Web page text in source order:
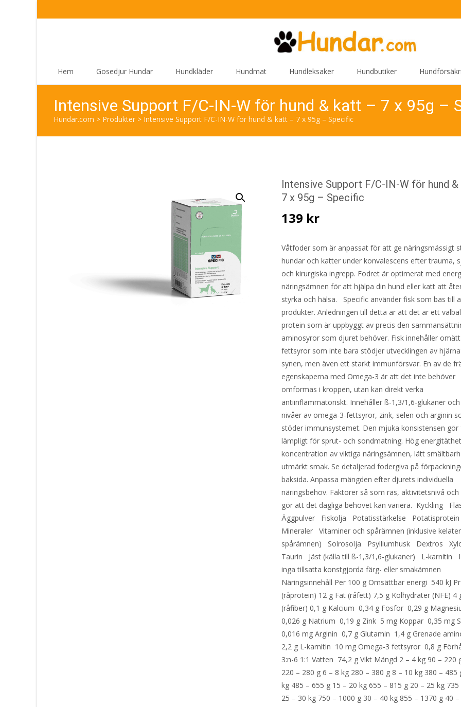
Hem Gosedjur Hundar Hundkläder Hundmat Hundleksaker Hundbutiker
Intensive Support F/C-IN-W för hund & katt – 7 x 95g –
Hundar.com > Produkter > Intensive Support F/C-IN-W för hund & katt – 7 x 95g – Specific
Intensive Support F/C-IN-W för hund
7 x 95g – Specific
139 kr
Våtfoder som är anpassat för att ge näringsmässigt
hundar och katter under konvalescens efter trauma,
och kirurgiska ingrepp. Fodret är optimerat med
näringsämnen för att hjälpa din hund eller katt att
styrka och hälsa. Specific använder fisk som bas till
produkter. Anledningen till detta är att det är ett
protein som är uppbyggt av precis den
aminosyror som djuret behöver. Fisk innehåller
fettsyror som inte bara stödjer utvecklingen av
synen, men även ett starkt immunförsvar. En av de
egenskaperna med Omega-3 är att det inte behöver
omformas i kroppen, utan kan direkt verka
antiinflammatoriskt. Innehåller ß-1,3/1,6-glukaner
nivåer av omega-3-fettsyror, zink, selen och arginin
stöder immunsystemet. Den mjuka konsistensen
lämpligt för sprut- och sondmatning. Hög
koncentration av viktiga näringsämnen, lätt
utmärkt smak. Se detaljerad fodergiva på
baksida. Anpassa mängden efter djurets individuella
näringsbehov. Faktorer så som ras, aktivitetsnivå och
gör att det dagliga behovet kan variera. Kyckling
Äggpulver Fiskolja Potatisstärkelse Potatisprotein
Mineraler Vitaminer och spårämnen (inklusive
spårämnen) Solrosolja Psylliumhusk Dextros
Taurin Jäst (källa till ß-1,3/1,6-glukaner) L-karnitin
inga tillsatta konstgjorda färg- eller smakämnen
Näringsinnehåll Per 100 g Omsättbar energi 540 kJ
(råprotein) 12 g Fat (råfett) 7,5 g Kolhydrater (NFE) 4
(råfiber) 0,1 g Kalcium 0,34 g Fosfor 0,29 g
0,026 g Natrium 0,19 g Zink 5 mg Koppar 0,35 mg
0,016 mg Arginin 0,7 g Glutamin 1,4 g Grenade
2,2 g L-karnitin 10 mg Omega-3 fettsyror 0,8 g
3:n-6 1:1 Vatten 74,2 g Vikt Mängd 2 – 4 kg 90 – 220
220 – 280 g 6 – 8 kg 280 – 380 g 8 – 10 kg 380 – 485
kg 485 – 655 g 15 – 20 kg 655 – 815 g 20 – 25 kg
25 – 30 kg 750 – 1000 g 30 – 40 kg 855 – 1370 g 40